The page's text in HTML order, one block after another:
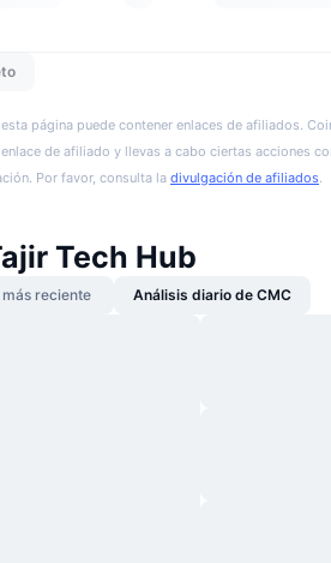
página puede contener enlaces de afiliados.
de afiliado y llevas a cabo ciertas acciones
Por favor, consulta la divulgación de afiliados.
Tech Hub
más reciente Análisis diario de CMC